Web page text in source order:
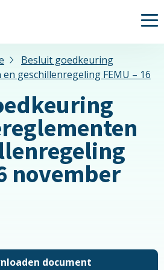
Besluit goedkeuring
geschillenregeling FEMU – 16
november
document